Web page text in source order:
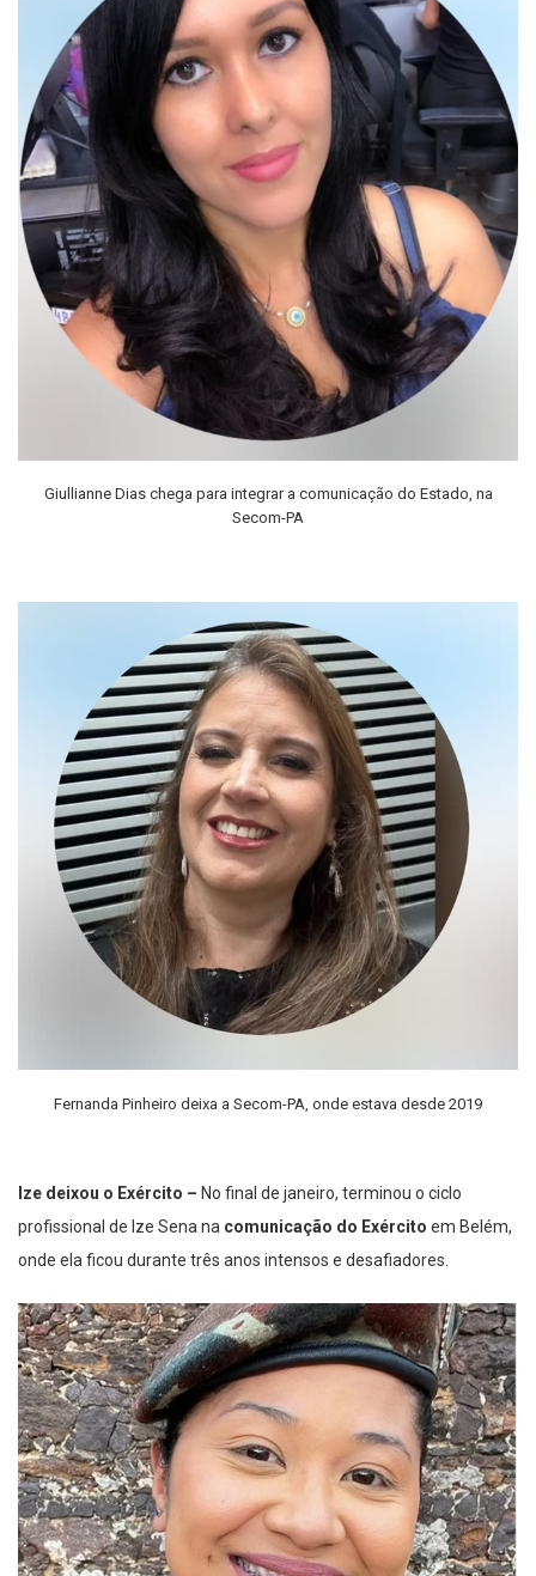
Giullianne Dias chega para integrar a comunicação do Estado, na
Secom-PA
Fernanda Pinheiro deixa a Secom-PA, onde estava desde 2019
Ize deixou o Exército – No final de janeiro, terminou o ciclo
profissional de Ize Sena na comunicação do Exército em Belém,
onde ela ficou durante três anos intensos e desafiadores.